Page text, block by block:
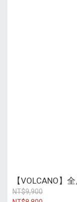
【VOLCANO】
NT$9,900